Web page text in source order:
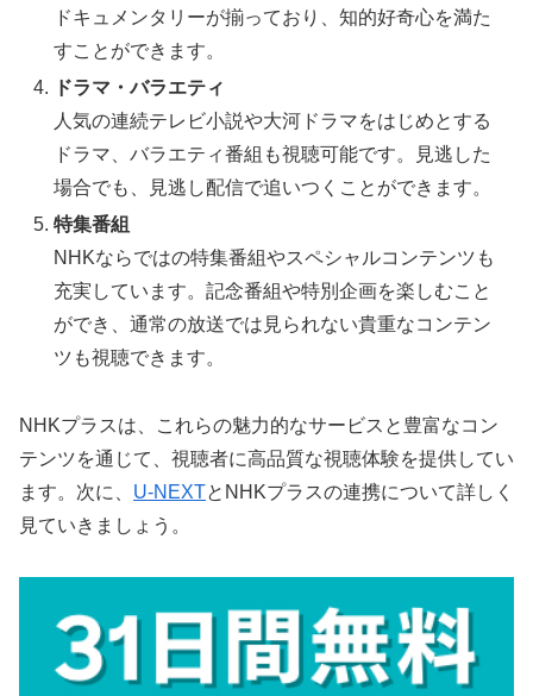
ドキュメンタリーが揃っており、知的好奇心を満た
すことができます。
ドラマ・バラエティ
人気の連続テレビ小説や大河ドラマをはじめとする
ドラマ、バラエティ番組も視聴可能です。見逃した
場合でも、見逃し配信で追いつくことができます。
特集番組
NHKならではの特集番組やスペシャルコンテンツも
充実しています。記念番組や特別企画を楽しむこと
ができ、通常の放送では見られない貴重なコンテン
ツも視聴できます。
NHKプラスは、これらの魅力的なサービスと豊富なコン
テンツを通じて、視聴者に高品質な視聴体験を提供してい
ます。次に、 U-NEXTとNHKプラスの連携について詳しく
見ていきましょう。